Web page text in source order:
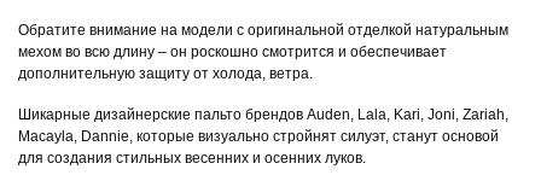
Обратите внимание на модели с оригинальной отделкой натуральным
мехом во всю длину – он роскошно смотрится и обеспечивает
дополнительную защиту от холода, ветра.
Шикарные дизайнерские пальто брендов Auden, Lala, Kari, Joni, Zariah,
Macayla, Dannie, которые визуально стройнят силуэт, станут основой
для создания стильных весенних и осенних луков.